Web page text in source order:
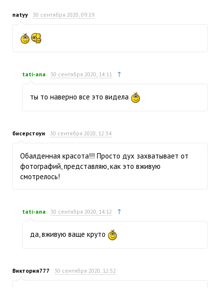
natyy 30 сентября 2020, 09:19
tati-ana 30 сентября 2020, 14:11 ↑
ты то наверно все это видела
бисерстоун 30 сентября 2020, 12:34
Обалденная красота!!! Просто дух захватывает от
фотографий, представляю, как это вживую
смотрелось!
tati-ana 30 сентября 2020, 14:12 ↑
да, вживую ваще круто
Виктория777 30 сентября 2020, 12:52